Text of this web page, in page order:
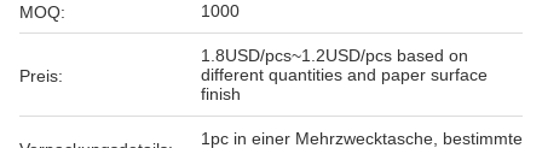
MOQ: 1000
Preis:
1.8USD/pcs~1.2USD/pcs based on
different quantities and paper surface
finish
1pc in einer Mehrzwecktasche, bestimmte